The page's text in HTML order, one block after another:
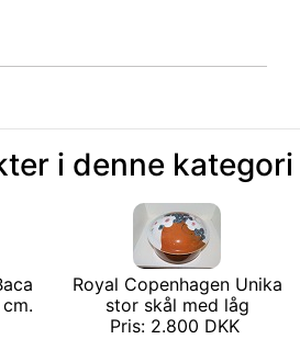
i denne kategori
Royal Copenhagen Unika
stor skål med låg
Pris: 2.800 DKK